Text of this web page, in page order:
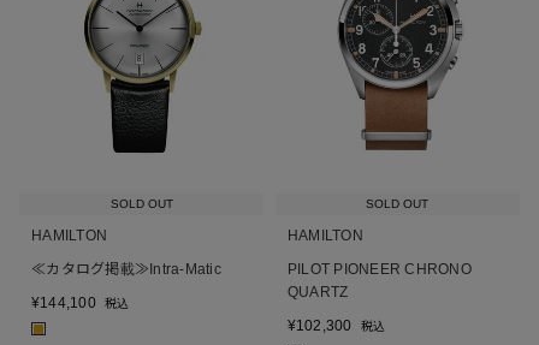
SOLD OUT
HAMILTON
≪カタログ掲載≫Intra-Matic
¥144,100 税込
SOLD OUT
HAMILTON
PILOT PIONEER CHRONO
QUARTZ
¥102,300 税込